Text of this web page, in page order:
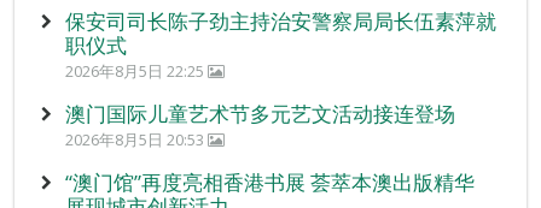
保安司司长陈子劲主持治安警察局局长伍素萍就
职仪式
2026年8月5日 22:25
澳门国际儿童艺术节多元艺文活动接连登场
2026年8月5日 20:53
“澳门馆”再度亮相香港书展 荟萃本澳出版精华